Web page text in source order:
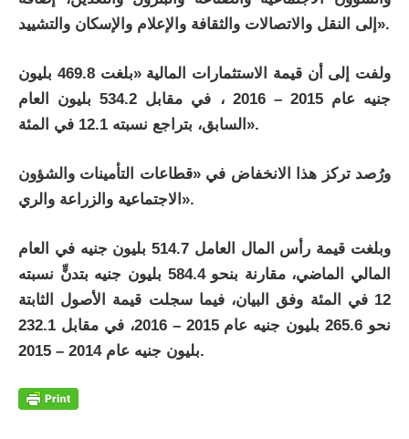
إلى النقل والاتصالات والثقافة والإعلام والإسكان والتشييد».
ولفت إلى أن قيمة الاستثمارات المالية «بلغت 469.8 بليون
جنيه عام 2015 – 2016 ، في مقابل 534.2 بليون العام
السابق، بتراجع نسبته 12.1 في المئة».
ورُصد تركز هذا الانخفاض في «قطاعات التأمينات والشؤون
الاجتماعية والزراعة والري».
وبلغت قيمة رأس المال العامل 514.7 بليون جنيه في العام
المالي الماضي، مقارنة بنحو 584.4 بليون جنيه بتدنٍّ نسبته
12 في المئة وفق البيان، فيما سجلت قيمة الأصول الثابتة
نحو 265.6 بليون جنيه عام 2015 – 2016، في مقابل 232.1
بليون جنيه عام 2014 – 2015.